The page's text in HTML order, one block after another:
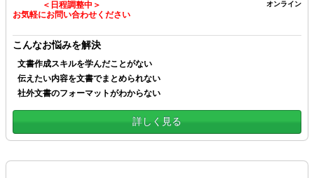
＜日程調整中＞
お気軽にお問い合わせください
オンライン
こんなお悩みを解決
文書作成スキルを学んだことがない
伝えたい内容を文書でまとめられない
社外文書のフォーマットがわからない
詳しく見る